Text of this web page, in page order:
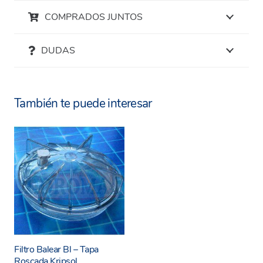
Características del Brazo Colector 380
materiales de alta calidad, asegurando una
durabilidad prolongada y resistencia al
desgaste.
Optimización del flujo de agua:
una distribución uniforme del agua dentro
del filtro, mejorando la eficiencia del sistema
de filtración.
COMPRADOS JUNTOS
DUDAS
También te puede interesar
Filtro Balear Bl – Tapa